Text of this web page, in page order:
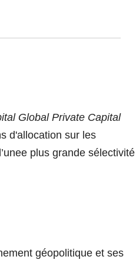
Global Private Capital
d'allocation sur les
plus grande sélectivité
géopolitique et ses